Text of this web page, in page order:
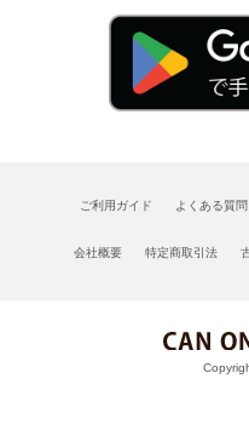
ご利用ガイド よくある質問
会社概要 特定商取引法